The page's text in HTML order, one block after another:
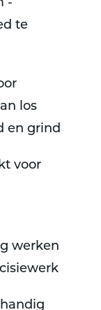
-
te
los
en grind
voor
werken